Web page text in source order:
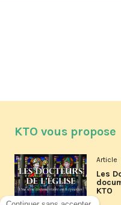
KTO vous propose
Article
Les
KTO